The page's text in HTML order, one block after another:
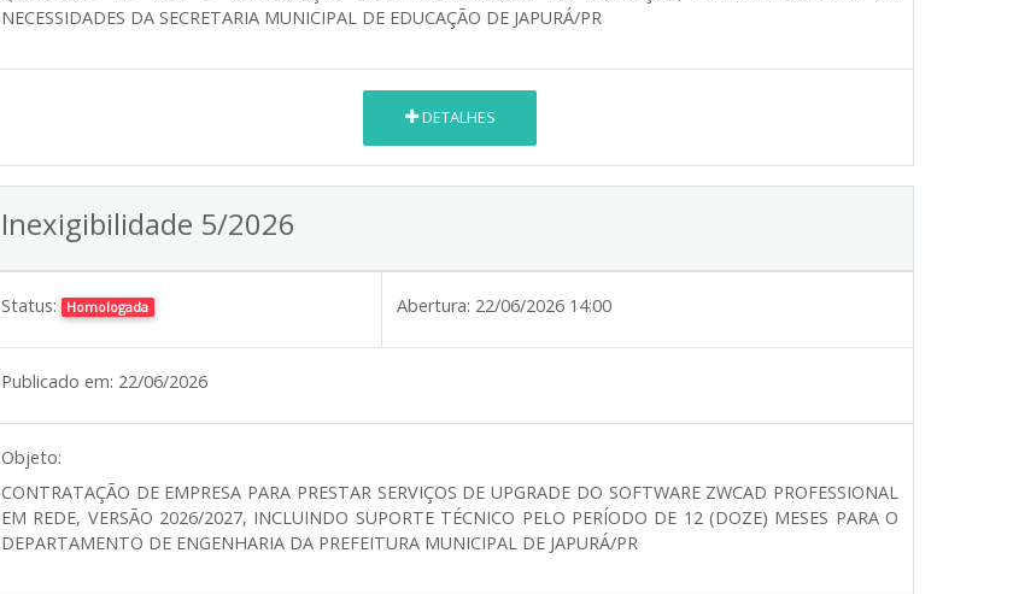
NECESSIDADES DA SECRETARIA MUNICIPAL DE EDUCAÇÃO DE JAPURÁ/PR
DETALHES
Inexigibilidade 5/2026
Status: Homologada Abertura: 22/06/2026 14:00
Publicado em: 22/06/2026
Objeto:
CONTRATAÇÃO DE EMPRESA PARA PRESTAR SERVIÇOS DE UPGRADE DO SOFTWARE ZWCAD PROFESSIONAL
EM REDE, VERSÃO 2026/2027, INCLUINDO SUPORTE TÉCNICO PELO PERÍODO DE 12 (DOZE) MESES PARA O
DEPARTAMENTO DE ENGENHARIA DA PREFEITURA MUNICIPAL DE JAPURÁ/PR